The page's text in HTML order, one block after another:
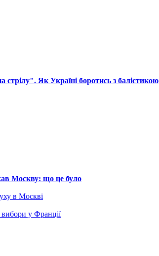
Як Україні боротись з балістикою
Москву: що це було
в Москві
у Франції